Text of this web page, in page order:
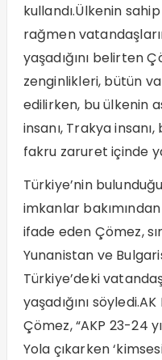
kullandı.Ülkenin
rağmen
yaşadığını belirten
zenginlikleri, bütün
edilirken, bu ülkenin
insanı, Trakya
fakru zaruret içinde
Türkiye’nin
imkanlar
ifade eden Çömez,
Yunanistan ve
Türkiye’deki
yaşadığını
Çömez, “AKP 23-24
Yola çıkarken